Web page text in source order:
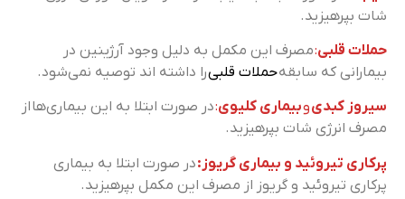
شات بپرهیزید.
حملات قلبی:مصرف این مکمل به دلیل وجود آرژینین در
بیمارانی که سابقهحملات قلبیرا داشته اند توصیه نمی‌شود.
سیروز کبدیوبیماری کلیوی:در صورت ابتلا به این بیماری‌هااز
مصرف انرژی شات بپرهیزید.
پرکاری تیروئید و بیماری گریوز:در صورت ابتلا به بیماری
پرکاری تیروئید و گریوز از مصرف این مکمل بپرهیزید.